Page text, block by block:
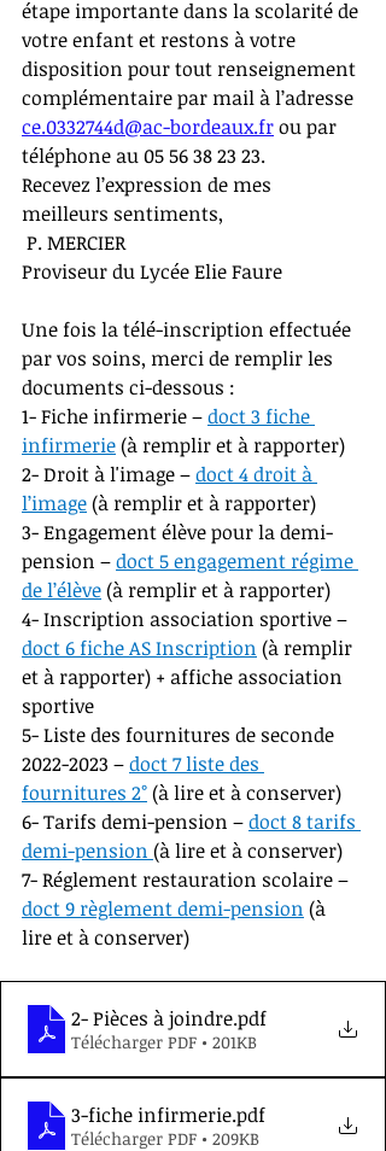
étape importante dans la scolarité de
votre enfant et restons à votre
disposition pour tout renseignement
complémentaire par mail à l’adresse
ce.0332744d@ac-bordeaux.fr ou par
téléphone au 05 56 38 23 23.
Recevez l’expression de mes
meilleurs sentiments,
P. MERCIER
Proviseur du Lycée Elie Faure
Une fois la télé-inscription effectuée
par vos soins, merci de remplir les
documents ci-dessous :
1- Fiche infirmerie – doct 3 fiche
infirmerie(à remplir et à rapporter)
2- Droit à l'image – doct 4 droit à
l’image(à remplir et à rapporter)
3- Engagement élève pour la demi-
pension – doct 5 engagement régime
de l’élève(à remplir et à rapporter)
4- Inscription association sportive –
doct 6 fiche AS Inscription (à remplir
et à rapporter) + affiche association
sportive
5- Liste des fournitures de seconde
2022-2023 – doct 7 liste des
fournitures 2°(à lire et à conserver)
6- Tarifs demi-pension – doct 8 tarifs
demi-pension (à lire et à conserver)
7- Réglement restauration scolaire –
doct 9 règlement demi-pension (à
lire et à conserver)
2- Pièces à joindre.pdf
Télécharger PDF • 201KB
3-fiche infirmerie.pdf
Télécharger PDF • 209KB